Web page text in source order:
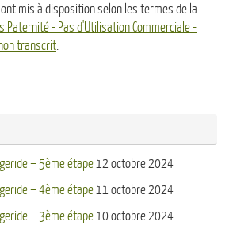
mis à disposition selon les termes de la
Paternité - Pas d'Utilisation Commerciale -
transcrit.
– 5ème étape12 octobre 2024
– 4ème étape11 octobre 2024
– 3ème étape10 octobre 2024